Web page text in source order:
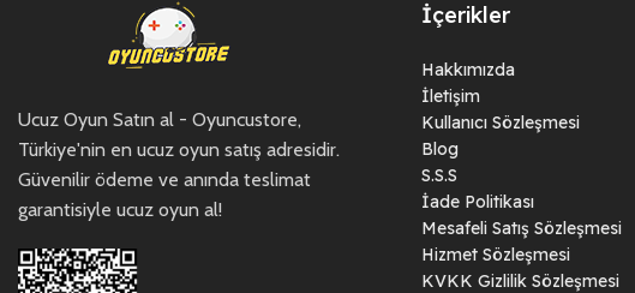
Ucuz Oyun Satın al - Oyuncustore,
Türkiye'nin en ucuz oyun satış adresidir.
Güvenilir ödeme ve anında teslimat
garantisiyle ucuz oyun al!
İçerikler
Hakkımızda
İletişim
Kullanıcı Sözleşmesi
Blog
S.S.S
İade Politikası
Mesafeli Satış Sözleşmesi
Hizmet Sözleşmesi
KVKK Gizlilik Sözleşmesi